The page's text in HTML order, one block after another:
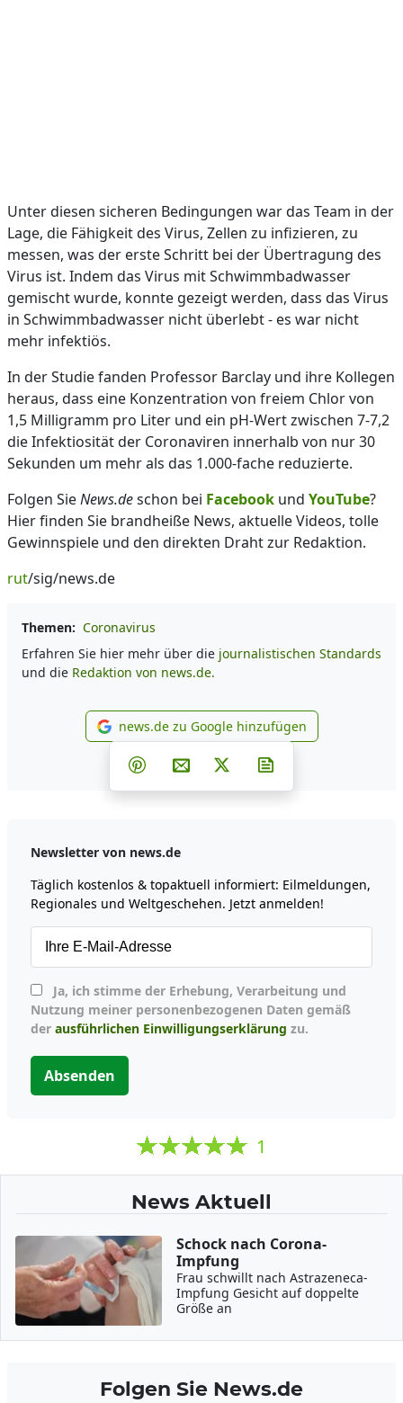
Unter diesen sicheren Bedingungen war das Team in der
Lage, die Fähigkeit des Virus, Zellen zu infizieren, zu
messen, was der erste Schritt bei der Übertragung des
Virus ist. Indem das Virus mit Schwimmbadwasser
gemischt wurde, konnte gezeigt werden, dass das Virus
in Schwimmbadwasser nicht überlebt - es war nicht
mehr infektiös.
In der Studie fanden Professor Barclay und ihre Kollegen
heraus, dass eine Konzentration von freiem Chlor von
1,5 Milligramm pro Liter und ein pH-Wert zwischen 7-7,2
die Infektiosität der Coronaviren innerhalb von nur 30
Sekunden um mehr als das 1.000-fache reduzierte.
Folgen SieNews.deschon bei Facebook und YouTube?
Hier finden Sie brandheiße News, aktuelle Videos, tolle
Gewinnspiele und den direkten Draht zur Redaktion.
rut/sig/news.de
Themen: Coronavirus
Erfahren Sie hier mehr über die journalistischen Standards
und die Redaktion von news.de.
news.de zu Google
news.de zu Google hinzufügen
Teilen auf Facebook
Teilen auf Whatsapp
Teilen auf Telegram
Teilen auf Pinterest
Per E-Mail teilen
Post auf X
Newsletter von news.de
Täglich kostenlos & topaktuell informiert: Eilmeldungen,
Regionales und Weltgeschehen. Jetzt anmelden!
Nutzung meiner personenbezogenen Daten gemäß
der ausführlichen Einwilligungserklärung zu.
Absenden
1
News Aktuell
Schock nach Corona-
Impfung
Frau schwillt nach Astrazeneca-
Impfung Gesicht auf doppelte
Größe an
Folgen Sie News.de